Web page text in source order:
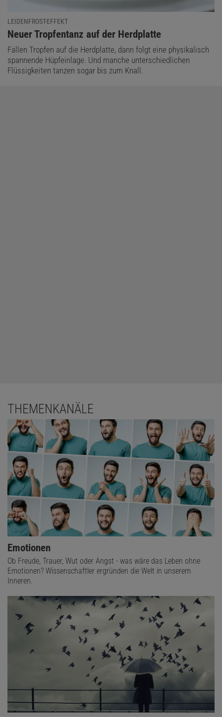
LEIDENFROST-EFFEKT
:Neuer Tropfentanz auf der Herdplatte
Fallen Tropfen auf die Herdplatte, dann folgt eine physikalisch
spannende Hüpfeinlage. Und manche unterschiedlichen
Flüssigkeiten tanzen sogar bis zum Knall.
THEMENKANÄLE
Emotionen
Ob Freude, Trauer, Wut oder Angst - was wäre das Leben ohne
Emotionen? Wissenschaftler ergründen die Welt in unserem
Inneren.